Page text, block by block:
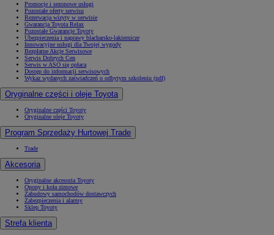
Promocje i sezonowe usługi
Pozostałe oferty serwisu
Rezerwacja wizyty w serwisie
Gwarancja Toyota Relax
Pozostałe Gwarancje Toyoty
Ubezpieczenia i naprawy blacharsko-lakiernicze
Innowacyjne usługi dla Twojej wygody
Bezpłatne Akcje Serwisowe
Serwis Dobrych Cen
Serwis w ASO się opłaca
Dostęp do informacji serwisowych
Wykaz wydanych zaświadczeń o odbytym szkoleniu (pdf)
Oryginalne części i oleje Toyota
Oryginalne części Toyoty
Oryginalne oleje Toyoty
Program Sprzedaży Hurtowej Trade
Trade
Akcesoria
Oryginalne akcesoria Toyoty
Opony i koła zimowe
Zabudowy samochodów dostawczych
Zabezpieczenia i alarmy
Sklep Toyoty
Strefa klienta